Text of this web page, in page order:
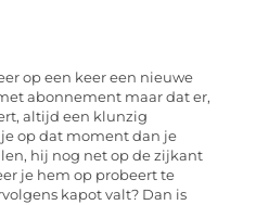
op een keer een nieuwe
abonnement maar dat er,
altijd een klunzig
op dat moment dan je
hij nog net op de zijkant
je hem op probeert te
kapot valt? Dan is